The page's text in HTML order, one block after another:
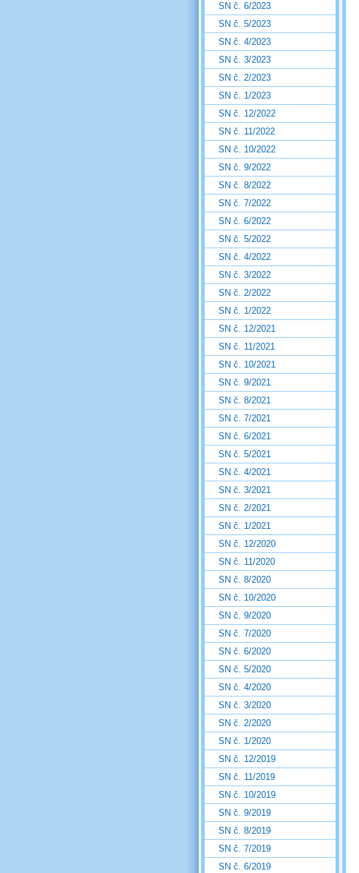
SN č. 6/2023
SN č. 5/2023
SN č. 4/2023
SN č. 3/2023
SN č. 2/2023
SN č. 1/2023
SN č. 12/2022
SN č. 11/2022
SN č. 10/2022
SN č. 9/2022
SN č. 8/2022
SN č. 7/2022
SN č. 6/2022
SN č. 5/2022
SN č. 4/2022
SN č. 3/2022
SN č. 2/2022
SN č. 1/2022
SN č. 12/2021
SN č. 11/2021
SN č. 10/2021
SN č. 9/2021
SN č. 8/2021
SN č. 7/2021
SN č. 6/2021
SN č. 5/2021
SN č. 4/2021
SN č. 3/2021
SN č. 2/2021
SN č. 1/2021
SN č. 12/2020
SN č. 11/2020
SN č. 8/2020
SN č. 10/2020
SN č. 9/2020
SN č. 7/2020
SN č. 6/2020
SN č. 5/2020
SN č. 4/2020
SN č. 3/2020
SN č. 2/2020
SN č. 1/2020
SN č. 12/2019
SN č. 11/2019
SN č. 10/2019
SN č. 9/2019
SN č. 8/2019
SN č. 7/2019
SN č. 6/2019